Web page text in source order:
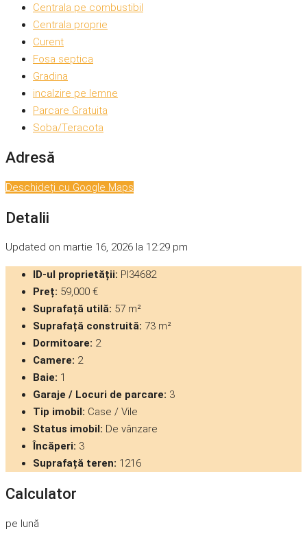
Centrala pe combustibil
Centrala proprie
Curent
Fosa septica
Gradina
incalzire pe lemne
Parcare Gratuita
Soba/Teracota
Adresă
Deschideți cu Google Maps
Detalii
Updated on martie 16, 2026 la 12:29 pm
ID-ul proprietății: PI34682
Preț: 59,000 €
Suprafață utilă: 57 m²
Suprafață construită: 73 m²
Dormitoare: 2
Camere: 2
Baie: 1
Garaje / Locuri de parcare: 3
Tip imobil: Case / Vile
Status imobil: De vânzare
Încăperi: 3
Suprafață teren: 1216
Calculator
pe lună